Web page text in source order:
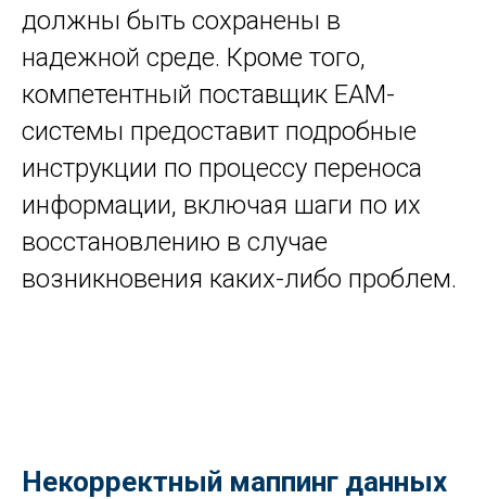
должны быть сохранены в
надежной среде. Кроме того,
компетентный поставщик EAM-
системы предоставит подробные
инструкции по процессу переноса
информации, включая шаги по их
восстановлению в случае
возникновения каких-либо проблем.
Некорректный маппинг данных